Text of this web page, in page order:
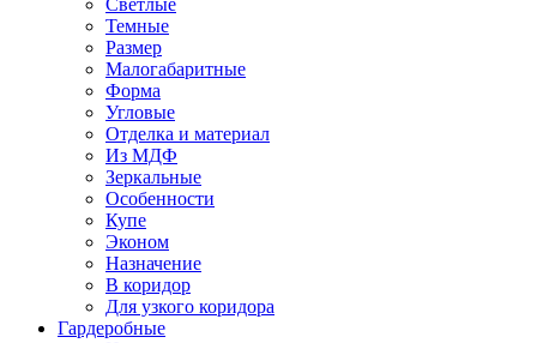
Светлые
Темные
Размер
Малогабаритные
Форма
Угловые
Отделка и материал
Из МДФ
Зеркальные
Особенности
Купе
Эконом
Назначение
В коридор
Для узкого коридора
Гардеробные